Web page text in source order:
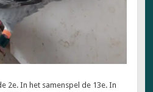
2e. In het samenspel de 13e. In